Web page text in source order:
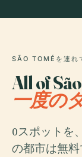
SÃO TOMÉを連れ
All of
一度の
0スポットを
の都市は無料